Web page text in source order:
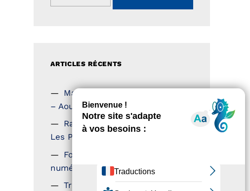
ARTICLES RÉCENTS
Magazine Tourisme Accessible
– Aout 2026
Rallye Aicha des Gazelles –
Les Petillantes
Formation Communication
numérique
Trophées Horizons – Acteurs